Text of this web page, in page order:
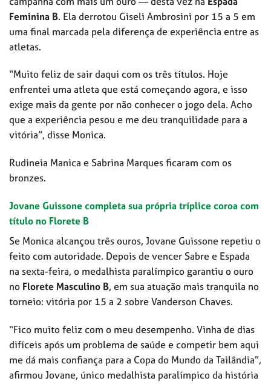
Feminina B. Ela derrotou Giseli Ambrosini por 15 a 5 em
uma final marcada pela diferença de experiência entre as
atletas.
“Muito feliz de sair daqui com os três títulos. Hoje
enfrentei uma atleta que está começando agora, e isso
exige mais da gente por não conhecer o jogo dela. Acho
que a experiência pesou e me deu tranquilidade para a
vitória”, disse Monica.
Rudineia Manica e Sabrina Marques ficaram com os
bronzes.
Jovane Guissone completa sua própria tríplice coroa com
título no Florete B
Se Monica alcançou três ouros, Jovane Guissone repetiu o
feito com autoridade. Depois de vencer Sabre e Espada
na sexta-feira, o medalhista paralímpico garantiu o ouro
no Florete Masculino B, em sua atuação mais tranquila no
torneio: vitória por 15 a 2 sobre Vanderson Chaves.
“Fico muito feliz com o meu desempenho. Vinha de dias
difíceis após um problema de saúde e competir bem aqui
me dá mais confiança para a Copa do Mundo da Tailândia”,
afirmou Jovane, único medalhista paralímpico da história